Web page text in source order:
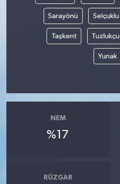
Sarayönü Selçuklu
Taşkent Tuzlukçu
Yunak
NEM
%17
RÜZGAR